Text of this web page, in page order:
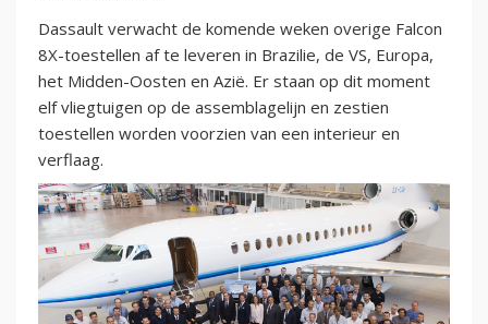
Dassault verwacht de komende weken overige Falcon
8X-toestellen af te leveren in Brazilie, de VS, Europa,
het Midden-Oosten en Azië. Er staan op dit moment
elf vliegtuigen op de assemblagelijn en zestien
toestellen worden voorzien van een interieur en
verflaag.